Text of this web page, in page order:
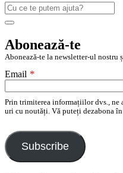
Caută
după:
Search
Abonează-te
Abonează-te la newsletter-ul
Email *
Prin trimiterea informațiilor dvs., ne
uri cu noutăți. Vă puteți dezabona
Subscribe